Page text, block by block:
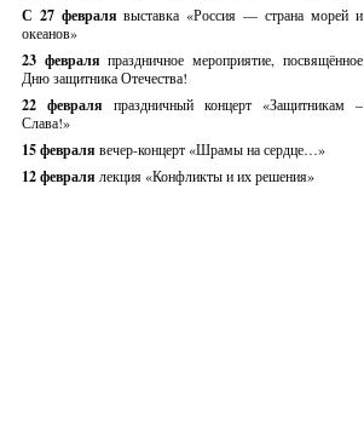
С 27 февралявыставка «Россия — страна морей и
океанов»
23 февраляпраздничное мероприятие, посвящённое
Дню защитника Отечества!
22 февраля праздничный концерт «Защитникам –
Слава!»
15 февраля вечер-концерт «Шрамы на сердце…»
12 февраля лекция «Конфликты и их решения»